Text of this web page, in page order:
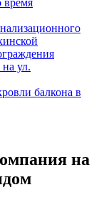
ул.
балкона в
на